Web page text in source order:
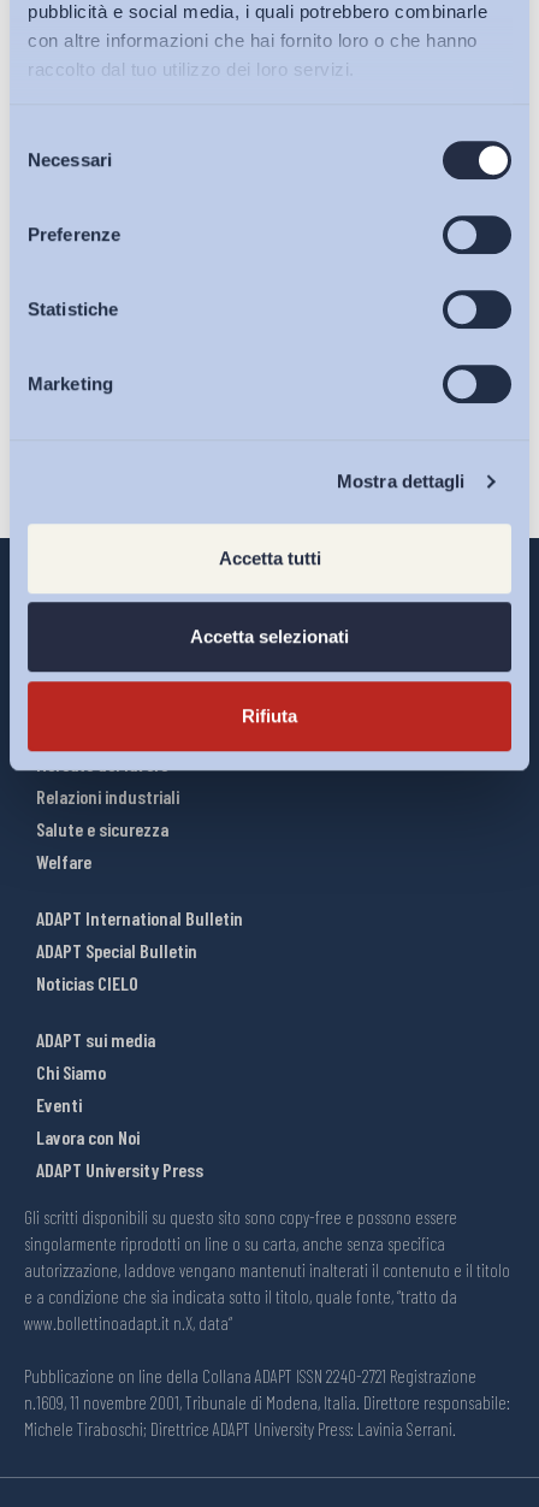
pubblicità e social media, i quali potrebbero combinarle
con altre informazioni che hai fornito loro o che hanno
raccolto dal tuo utilizzo dei loro servizi.
delNecessari
Preferenze
Statistiche
Marketing
Mostra dettagli
Accetta tutti
Accetta selezionati
Rifiuta
Bollettini ADAPT
Articoli
Osservatori
Eventi
sulla pagina della
Iscriviti
Interventi ADAPT
Relazioni industriali
Salute e sicurezza
Welfare
ADAPT International Bulletin
ADAPT Special Bulletin
Noticias CIELO
ADAPT sui media
Chi Siamo
Eventi
Lavora con Noi
ADAPT University Press
Gli scritti disponibili su questo sito sono copy-free e possono essere
singolarmente riprodotti on line o su carta, anche senza specifica
autorizzazione, laddove vengano mantenuti inalterati il contenuto e il titolo
e a condizione che sia indicata sotto il titolo, quale fonte, “tratto da
www.bollettinoadapt.it n.X, data“
Pubblicazione on line della Collana ADAPT ISSN 2240-2721 Registrazione
n.1609, 11 novembre 2001, Tribunale di Modena, Italia. Direttore responsabile:
Michele Tiraboschi; Direttrice ADAPT University Press: Lavinia Serrani.